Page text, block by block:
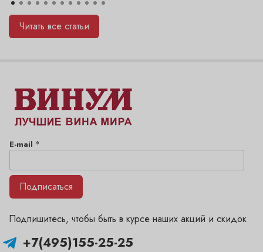
Читать все статьи
+7(495)155-25-25
Подпишитесь, чтобы быть в курсе наших акций и скидок
E-mail *
Подписаться